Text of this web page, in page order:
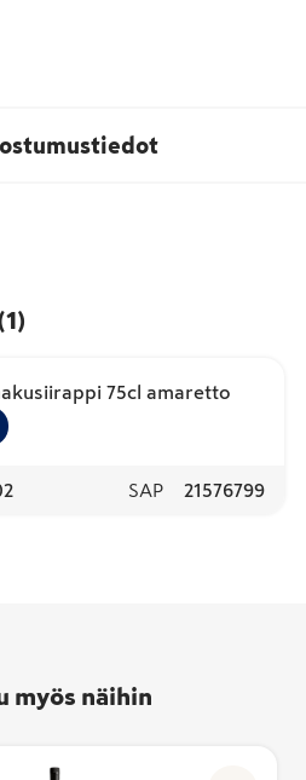
1 )
75cl amaretto
SAP 21576799
myös näihin